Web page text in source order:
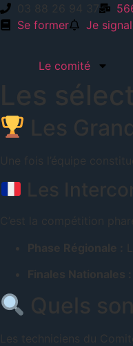
03 88 26 94 37
Se former
Je
Le comité
Les
Les
Une fois l’équipe
Les
C’est la compétition
Phase Régionale :
Finales Nationales :
Quels
Les techniciens du